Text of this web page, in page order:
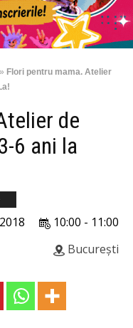
» Flori pentru mama. Atelier
de
6 ani la
10:00 - 11:00
București